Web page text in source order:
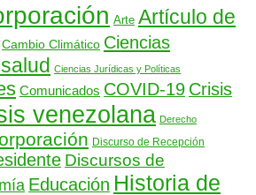
Arte Artículo de
Cambio Climático Ciencias
Ciencias Jurídicas y Políticas
Comunicados COVID-19 Crisis
venezolana Derecho
Discurso de Recepción
Discursos de
Educación Historia de